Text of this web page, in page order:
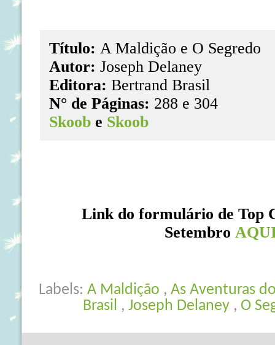
Título: A Maldição e O Segredo
Autor: Joseph Delaney
Editora: Bertrand Brasil
N° de Páginas: 288 e 304
Skoob e Skoob
Link do formulário de Top
Setembro
Labels: A Maldição , As Aventuras
Brasil , Joseph Delaney , O